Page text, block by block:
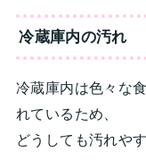
冷蔵庫内の汚れ
冷蔵庫内は色々な
れているため、
どうしても汚れや